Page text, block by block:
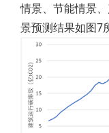
情景、节能情景
景预测结果如图7